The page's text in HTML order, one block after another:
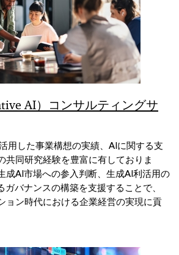
AI）コンサルティングサ
用した事業構想の実績、AIに関する支
共同研究経験を豊富に有しておりま
成AI市場への参入判断、生成AI利活用の
バナンスの構築を支援することで、
ョン時代における企業経営の実現に貢